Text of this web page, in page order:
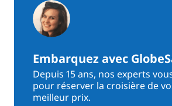
Embarquez avec
Depuis 15 ans, nos experts
pour réserver la croisière de
meilleur prix.